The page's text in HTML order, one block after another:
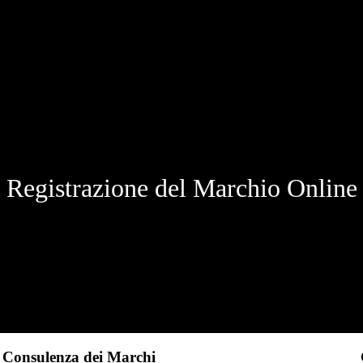
Registrazione del Marchio Online
Consulenza dei Marchi